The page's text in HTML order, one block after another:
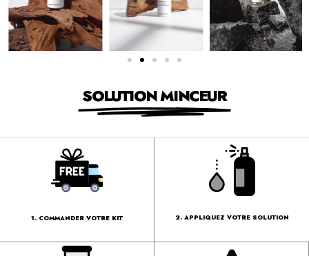
SOLUTION MINCEUR
1. COMMANDER VOTRE KIT 2. APPLIQUEZ VOTRE SOLUTION